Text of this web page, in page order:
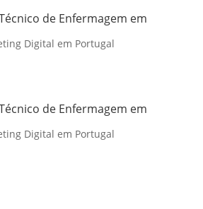
de Enfermagem em
Digital em Portugal
de Enfermagem em
Digital em Portugal